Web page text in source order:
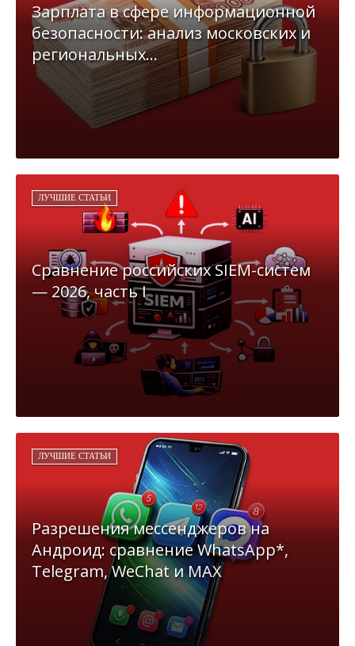
Зарплата в сфере информационной
безопасности: анализ московских и
региональных...
ЛУЧШИЕ СТАТЬИ
Сравнение российских SIEM-систем
— 2026, часть I
ЛУЧШИЕ СТАТЬИ
Разрешения мессенджеров на
Андроид: сравнение WhatsApp*,
Telegram, WeChat и MAX